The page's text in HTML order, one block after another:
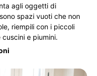
agli oggetti di
spazi vuoti che non
riempili con i piccoli
e piumini.